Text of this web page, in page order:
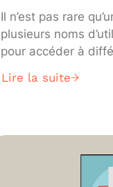
Il n’est pas rare
plusieurs noms
pour accéder à
quotidienne des
Lire la suite